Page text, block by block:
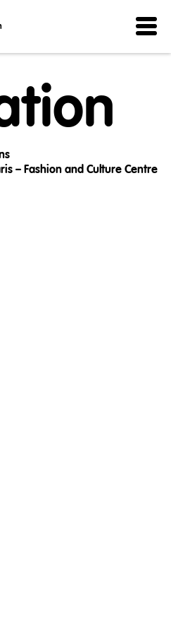
– Fashion and Culture Centre